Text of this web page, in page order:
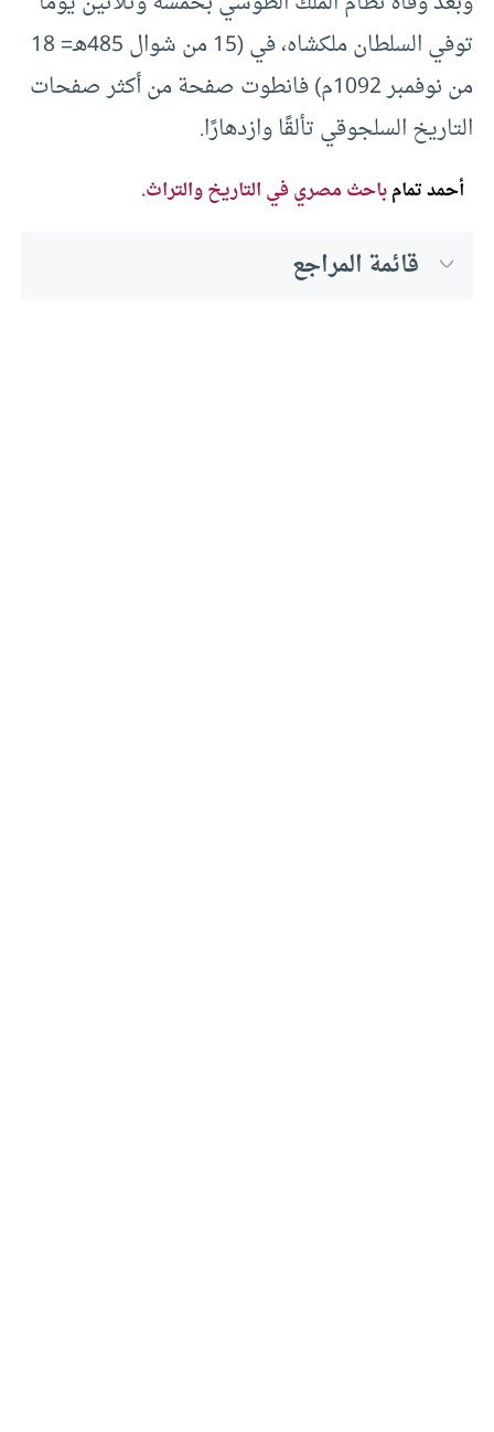
توفي السلطان ملكشاه، في (15 من شوال 485هـ= 18
من نوفمبر 1092م) فانطوت صفحة من أكثر صفحات
التاريخ السلجوقي تألقًا وازدهارًا.
أحمد تمامباحث مصري في التاريخ والتراث.
قائمة المراجع